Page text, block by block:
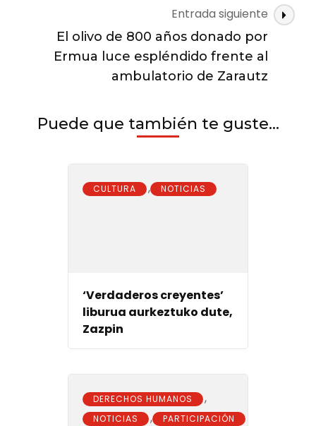
Entrada siguiente
El olivo de 800 años donado por
Ermua luce espléndido frente al
ambulatorio de Zarautz
Puede que también te guste...
CULTURA , NOTICIAS
‘Verdaderos creyentes’
liburua aurkeztuko dute,
Zazpin
DERECHOS HUMANOS ,
NOTICIAS , PARTICIPACIÓN